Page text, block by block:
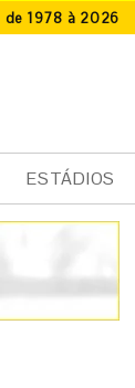
de 1978 à 2026
ESTÁDIOS